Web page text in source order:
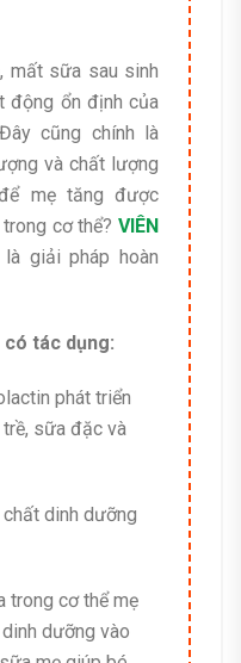
mất sữa sau sinh
động ổn định của
cũng chính là
và chất lượng
mẹ tăng được
cơ thể? VIÊN
là giải pháp hoàn
tác dụng:
phát triển
sữa đặc và
dinh dưỡng
trong cơ thể mẹ
dưỡng vào